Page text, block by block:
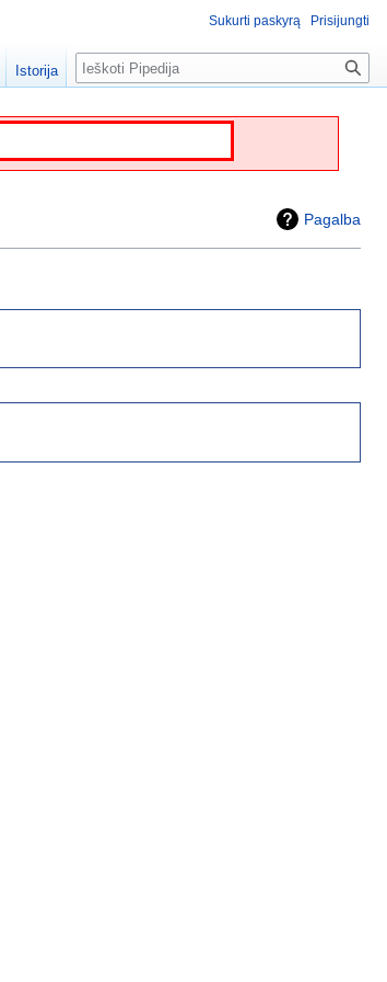
Pagalba
Sukurti paskyrą Prisijungti
Istorija Paieška